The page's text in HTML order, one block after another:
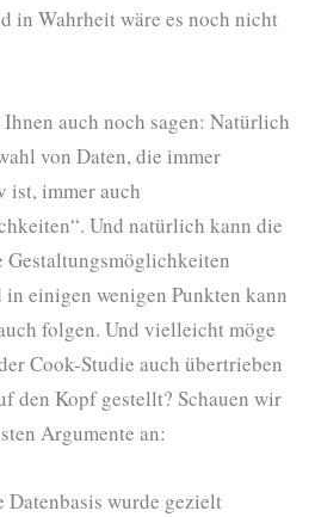
in Wahrheit wäre es noch nicht
auch noch sagen: Natürlich
von Daten, die immer
ist, immer auch
Und natürlich kann die
Gestaltungsmöglichkeiten
in einigen wenigen Punkten kann
folgen. Und vielleicht möge
Cook-Studie auch übertrieben
den Kopf gestellt? Schauen wir
Argumente an:
wurde gezielt